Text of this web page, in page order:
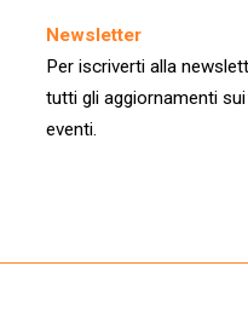
Newsletter
Per iscriverti alla
tutti gli aggiornamenti
eventi.